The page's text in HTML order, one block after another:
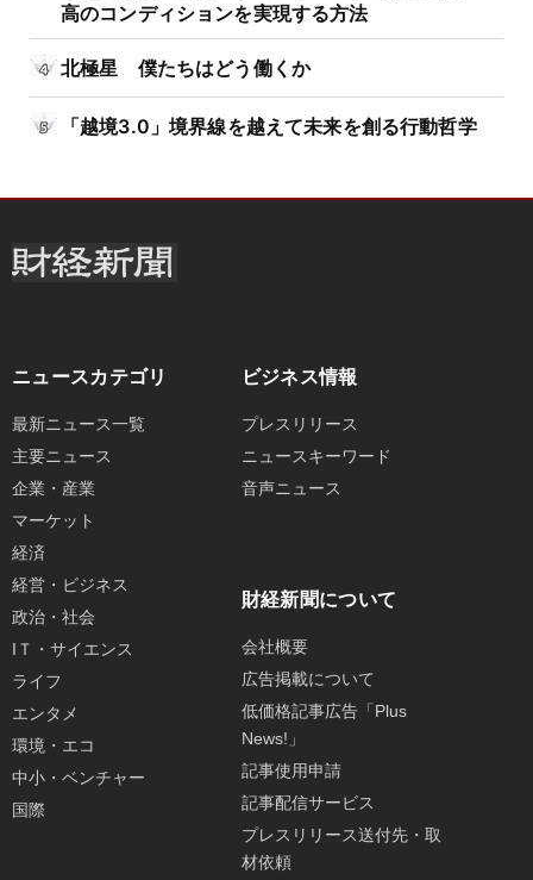
高のコンディションを実現する方法
北極星 僕たちはどう働くか
「越境3.0」境界線を越えて未来を創る行動哲学
ニュースカテゴリ
最新ニュース一覧
主要ニュース
企業・産業
マーケット
経済
経営・ビジネス
政治・社会
IＴ・サイエンス
ライフ
エンタメ
環境・エコ
中小・ベンチャー
国際
ビジネス情報
プレスリリース
ニュースキーワード
音声ニュース
財経新聞について
会社概要
広告掲載について
低価格記事広告「Plus
News!」
記事使用申請
記事配信サービス
プレスリリース送付先・取
材依頼